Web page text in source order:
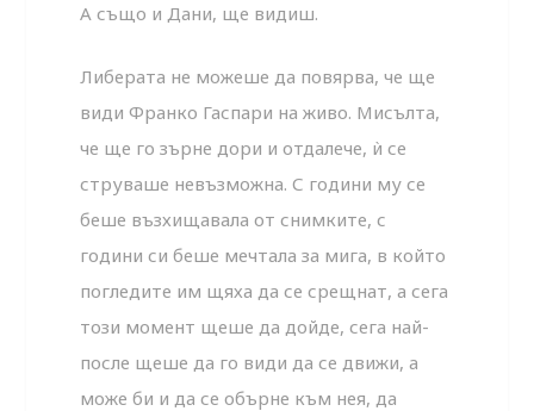
А също и Дани, ще видиш.
Либерата не можеше да повярва, че ще
види Франко Гаспари на живо. Мисълта,
че ще го зърне дори и отдалече, ѝ се
струваше невъзможна. С години му се
беше възхищавала от снимките, с
години си беше мечтала за мига, в който
погледите им щяха да се срещнат, а сега
този момент щеше да дойде, сега най-
после щеше да го види да се движи, а
може би и да се обърне към нея, да